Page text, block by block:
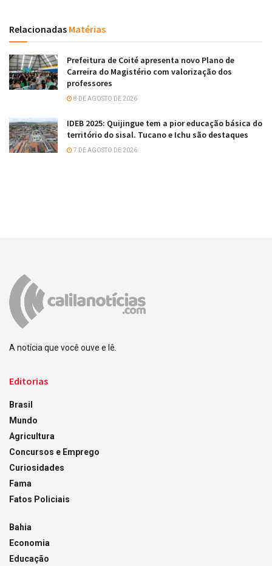
Relacionadas Matérias
Prefeitura de Coité apresenta novo Plano de
Carreira do Magistério com valorização dos
professores
8 DE AGOSTO DE 2026
IDEB 2025: Quijingue tem a pior educação básica do
território do sisal. Tucano e Ichu são destaques
7 DE AGOSTO DE 2026
A notícia que você ouve e lê.
Editorias
Brasil
Mundo
Agricultura
Concursos e Emprego
Curiosidades
Fama
Fatos Policiais
Bahia
Economia
Educação